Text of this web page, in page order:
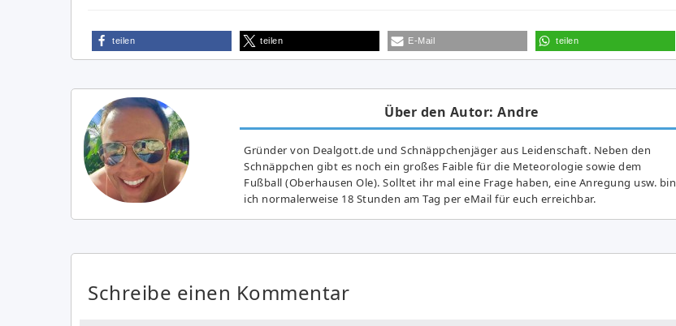
teilen teilen E-Mail teilen
Über den Autor: Andre
Gründer von Dealgott.de und Schnäppchenjäger aus Leidenschaft. Neben den
Schnäppchen gibt es noch ein großes Fai­ble für die Meteorologie sowie dem
Fußball (Oberhausen Ole). Solltet ihr mal eine Frage haben, eine Anregung usw. bin
ich normalerweise 18 Stunden am Tag per eMail für euch erreichbar.
Schreibe einen Kommentar